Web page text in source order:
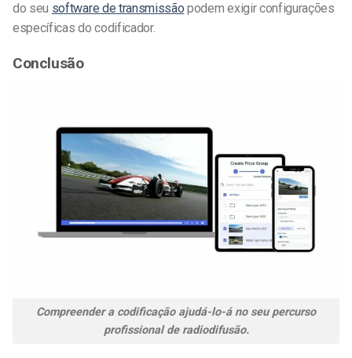
do seu software de transmissão podem exigir configurações
específicas do codificador.
Conclusão
Compreender a codificação ajudá-lo-á no seu percurso
profissional de radiodifusão.